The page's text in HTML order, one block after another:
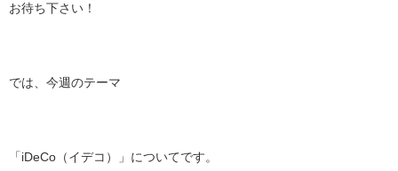
お待ち下さい！
では、今週のテーマ
「iDeCo（イデコ）」についてです。